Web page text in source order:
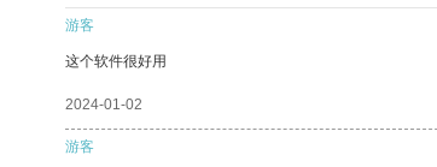
游客
这个软件很好用
2024-01-02
游客